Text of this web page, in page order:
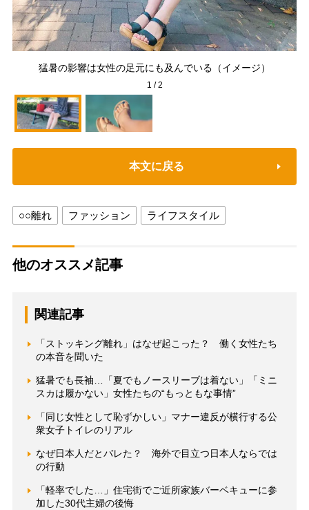
猛暑の影響は女性の足元にも及んでいる（イメージ）
1 /2
本文に戻る
○○離れ ファッション ライフスタイル
他のオススメ記事
関連記事
「ストッキング離れ」はなぜ起こった？ 働く女性たち
の本音を聞いた
猛暑でも長袖…「夏でもノースリーブは着ない」「ミニ
スカは履かない」女性たちの“もっともな事情”
「同じ女性として恥ずかしい」マナー違反が横行する公
衆女子トイレのリアル
なぜ日本人だとバレた？ 海外で目立つ日本人ならでは
の行動
「軽率でした…」住宅街でご近所家族バーベキューに参
加した30代主婦の後悔